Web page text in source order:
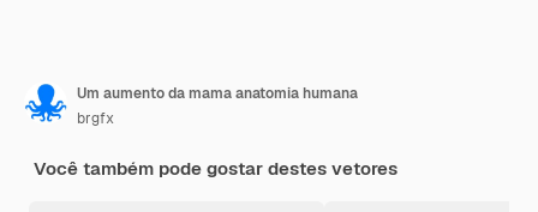
Um aumento da mama anatomia humana
brgfx
Você também pode gostar destes vetores